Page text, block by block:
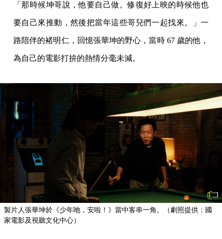
「那時候坤哥說，他要自己做。修復好上映的時候他也
要自己來推動，然後把當年這些哥兒們一起找來。」一
路陪伴的褚明仁，回憶張華坤的野心，當時 67 歲的他，
為自己的電影打拚的熱情分毫未減。
製片人張華坤於《少年吔，安啦！》當中客串一角。（劇照提供：國
家電影及視聽文化中心）